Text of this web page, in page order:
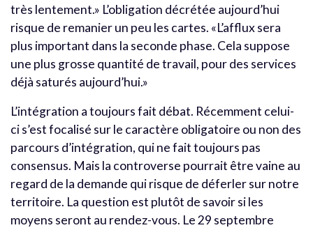
très lentement.» L’obligation décrétée aujourd’hui
risque de remanier un peu les cartes. «L’afflux sera
plus important dans la seconde phase. Cela suppose
une plus grosse quantité de travail, pour des services
déjà saturés aujourd’hui.»
L’intégration a toujours fait débat. Récemment celui-
ci s’est focalisé sur le caractère obligatoire ou non des
parcours d’intégration, qui ne fait toujours pas
consensus. Mais la controverse pourrait être vaine au
regard de la demande qui risque de déferler sur notre
territoire. La question est plutôt de savoir si les
moyens seront au rendez-vous. Le 29 septembre